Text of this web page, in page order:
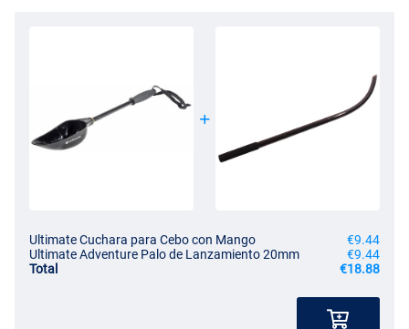
Ultimate Cuchara para Cebo con Mango
€9.44
Ultimate Adventure Palo de Lanzamiento 20mm
€9.44
Total
€18.88